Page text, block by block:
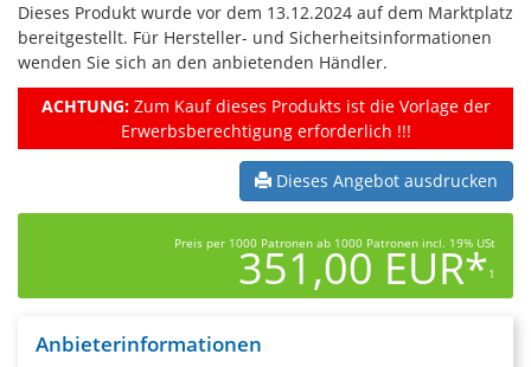
Dieses Produkt wurde vor dem 13.12.2024 auf dem Marktplatz
bereitgestellt. Für Hersteller- und Sicherheitsinformationen
wenden Sie sich an den anbietenden Händler.
ACHTUNG:Zum Kauf dieses Produkts ist die Vorlage der
Erwerbsberechtigung erforderlich !!!
Dieses Angebot ausdrucken
Preis per 1000 Patronen ab 1000 Patronen incl. 19% USt
351,00 EUR*1
Anbieterinformationen